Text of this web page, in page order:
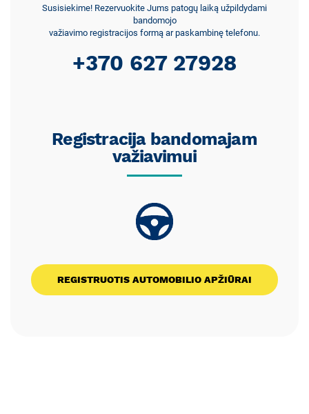
Susisiekime! Rezervuokite Jums patogų laiką užpildydami
bandomojo
važiavimo registracijos formą ar paskambinę telefonu.
+370 627 27928
Registracija bandomajam
važiavimui
REGISTRUOTIS AUTOMOBILIO APŽIŪRAI